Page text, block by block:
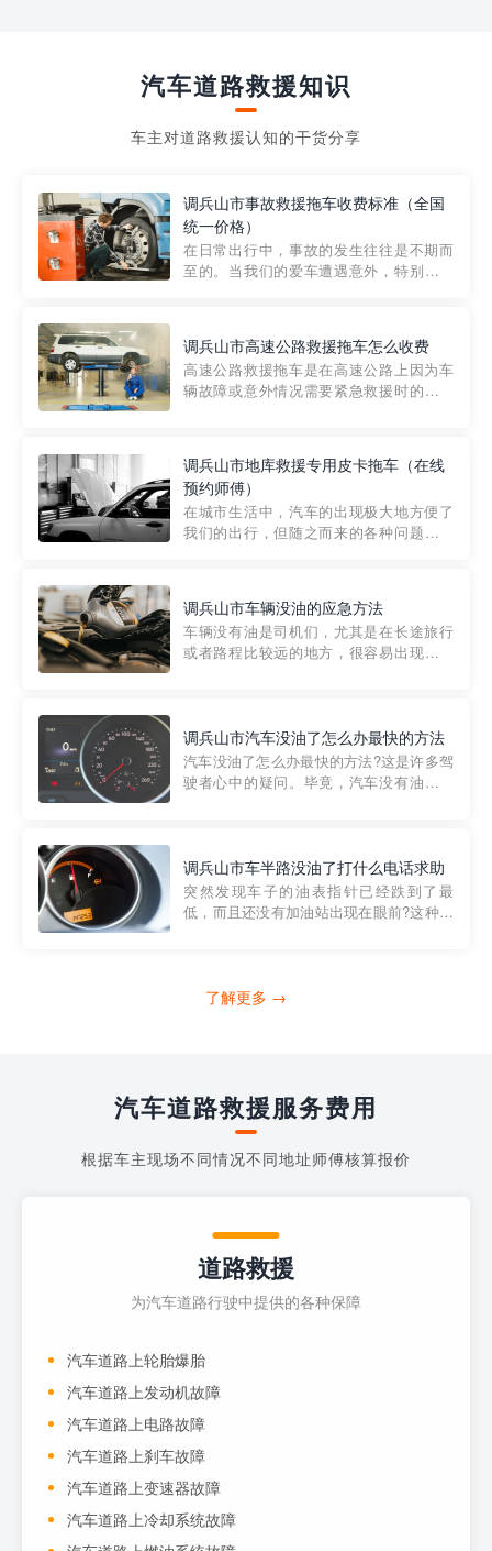
汽车道路救援知识
车主对道路救援认知的干货分享
调兵山市事故救援拖车收费标准（全国
统一价格）
在日常出行中，事故的发生往往是不期而
至的。当我们的爱车遭遇意外，特别是在
细解析一下市区事故救援拖车的收费标
准，以及在选用拖车服务时应注...
调兵山市高速公路救援拖车怎么收费
高速公路救援拖车是在高速公路上因为车
辆故障或意外情况需要紧急救援时的必备
路救援拖车的收费标准是由当地交通管理
部门制定的。起步价通...
调兵山市地库救援专用皮卡拖车（在线
预约师傅）
在城市生活中，汽车的出现极大地方便了
我们的出行，但随之而来的各种问题也让
紧急情况下，我们需要一种高效可靠的救
援方式。而这时，地库救援专...
调兵山市车辆没油的应急方法
车辆没有油是司机们，尤其是在长途旅行
或者路程比较远的地方，很容易出现这种
的送油师傅，解决没油的紧急情况。 首
先，让我们来了解一下穿...
调兵山市汽车没油了怎么办最快的方法
汽车没油了怎么办最快的方法?这是许多驾
驶者心中的疑问。毕竟，汽车没有油就无
越者小程序是一款专门解决汽车没油问题
的在线服务平台。通过...
调兵山市车半路没油了打什么电话求助
突然发现车子的油表指针已经跌到了最
低，而且还没有加油站出现在眼前?这种情
打4006363122请求送油人员来帮助你。
了解更多 →
汽车道路救援服务费用
根据车主现场不同情况不同地址师傅核算报价
道路救援
为汽车道路行驶中提供的各种保障
汽车道路上轮胎爆胎
汽车道路上发动机故障
汽车道路上电路故障
汽车道路上刹车故障
汽车道路上变速器故障
汽车道路上冷却系统故障